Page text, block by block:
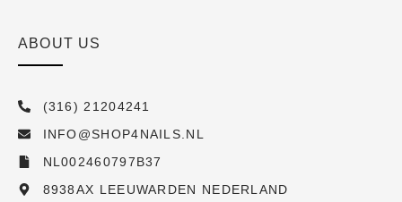
ABOUT US
(316) 21204241
INFO@SHOP4NAILS.NL
NL002460797B37
8938AX LEEUWARDEN NEDERLAND